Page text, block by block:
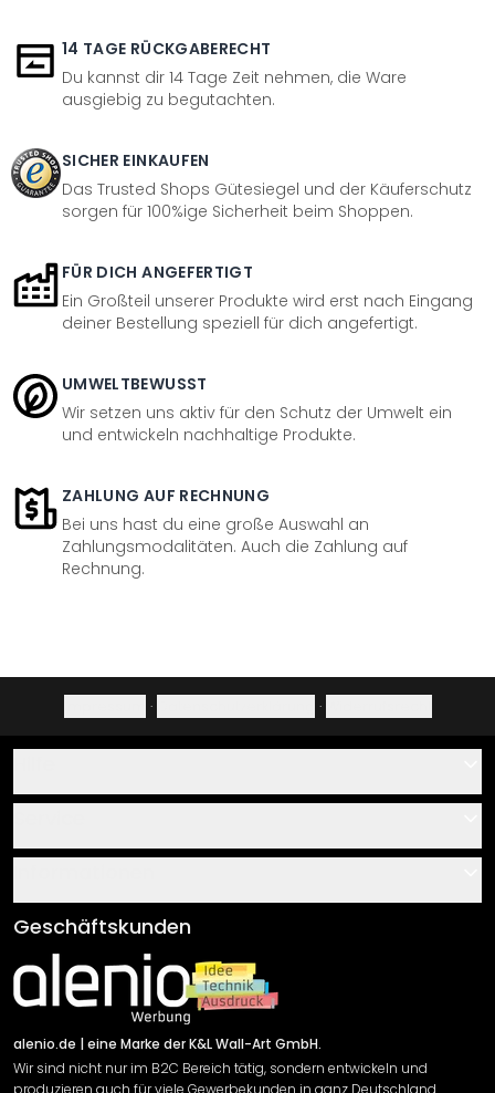
14 TAGE RÜCKGABERECHT
Du kannst dir 14 Tage Zeit nehmen, die Ware
ausgiebig zu begutachten.
SICHER EINKAUFEN
Das Trusted Shops Gütesiegel und der Käuferschutz
sorgen für 100%ige Sicherheit beim Shoppen.
FÜR DICH ANGEFERTIGT
Ein Großteil unserer Produkte wird erst nach Eingang
deiner Bestellung speziell für dich angefertigt.
UMWELTBEWUSST
Wir setzen uns aktiv für den Schutz der Umwelt ein
und entwickeln nachhaltige Produkte.
ZAHLUNG AUF RECHNUNG
Bei uns hast du eine große Auswahl an
Zahlungsmodalitäten. Auch die Zahlung auf
Rechnung.
· ·
Über uns
Klebe- und Montageanleitungen
Newsletter An-/Abmeldung
Sendungsverfolgung
AGB
Impressum
Versand & Zahlung
Rücksendung
Widerrufsrecht
Geschäftskunden
alenio.de | eine Marke der K&L Wall-Art GmbH.
Wir sind nicht nur im B2C Bereich tätig, sondern entwickeln und
produzieren auch für viele Gewerbekunden in ganz Deutschland